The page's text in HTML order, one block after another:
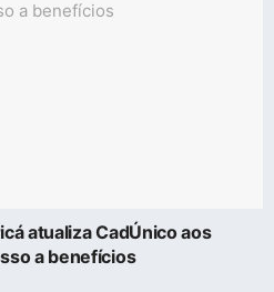
atualiza CadÚnico aos
a benefícios